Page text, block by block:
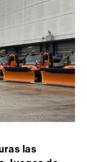
nuestra nueva
interno: un
el Unimog y lo
combinado,
las